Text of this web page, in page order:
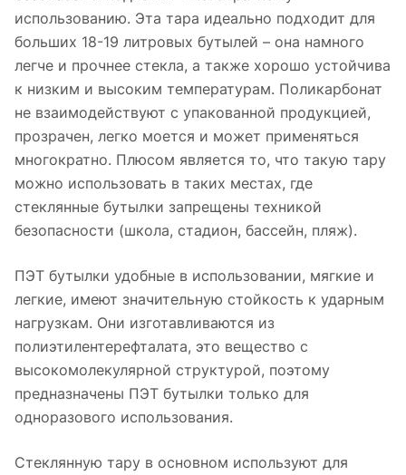
использованию. Эта тара идеально подходит для
больших 18-19 литровых бутылей – она намного
легче и прочнее стекла, а также хорошо устойчива
к низким и высоким температурам. Поликарбонат
не взаимодействуют с упакованной продукцией,
прозрачен, легко моется и может применяться
многократно. Плюсом является то, что такую тару
можно использовать в таких местах, где
стеклянные бутылки запрещены техникой
безопасности (школа, стадион, бассейн, пляж).
ПЭТ бутылки удобные в использовании, мягкие и
легкие, имеют значительную стойкость к ударным
нагрузкам. Они изготавливаются из
полиэтилентерефталата, это вещество с
высокомолекулярной структурой, поэтому
предназначены ПЭТ бутылки только для
одноразового использования.
Стеклянную тару в основном используют для